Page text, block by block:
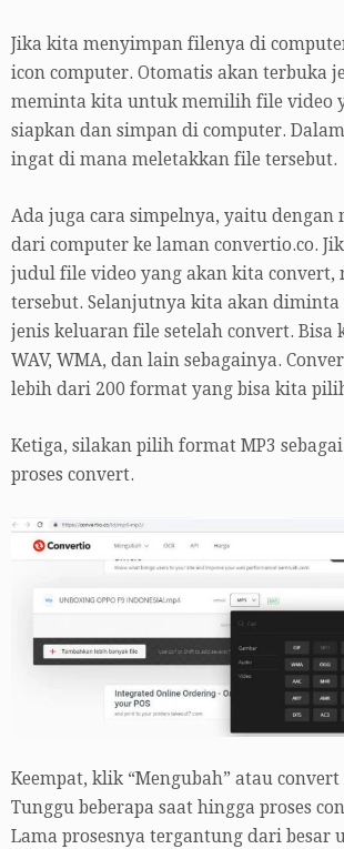
Jika kita menyimpan filenya di
icon computer. Otomatis akan terbuka
meminta kita untuk memilih file video
siapkan dan simpan di computer.
ingat di mana meletakkan file tersebut.
Ada juga cara simpelnya, yaitu dengan
dari computer ke laman convertio.co.
judul file video yang akan kita convert,
tersebut. Selanjutnya kita akan
jenis keluaran file setelah convert. Bisa
WAV, WMA, dan lain sebagainya.
lebih dari 200 format yang bisa kita
Ketiga, silakan pilih format MP3
proses convert.
Keempat, klik “Mengubah” atau
Tunggu beberapa saat hingga proses
Lama prosesnya tergantung dari besar